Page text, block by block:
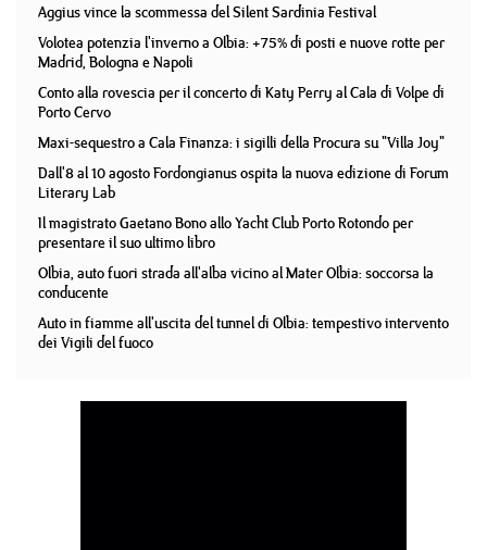
Aggius vince la scommessa del Silent Sardinia Festival
Volotea potenzia l'inverno a Olbia: +75% di posti e nuove rotte per
Madrid, Bologna e Napoli
Conto alla rovescia per il concerto di Katy Perry al Cala di Volpe di
Porto Cervo
Maxi-sequestro a Cala Finanza: i sigilli della Procura su "Villa Joy"
Dall'8 al 10 agosto Fordongianus ospita la nuova edizione di Forum
Literary Lab
Il magistrato Gaetano Bono allo Yacht Club Porto Rotondo per
presentare il suo ultimo libro
Olbia, auto fuori strada all'alba vicino al Mater Olbia: soccorsa la
conducente
Auto in fiamme all'uscita del tunnel di Olbia: tempestivo intervento
dei Vigili del fuoco